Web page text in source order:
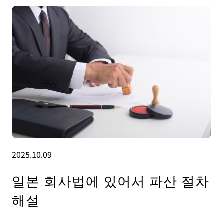
2025.10.09
일본 회사법에 있어서 파산 절차
해설